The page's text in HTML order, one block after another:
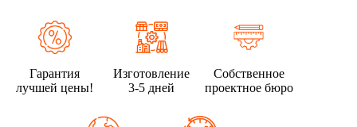
Гарантия
лучшей цены!
Изготовление
3-5 дней
Собственное
проектное бюро